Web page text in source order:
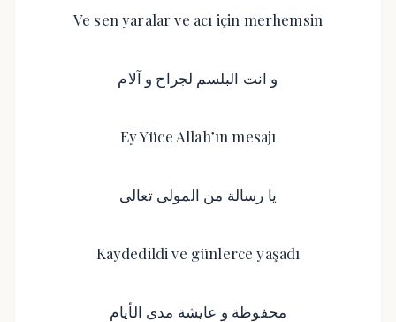
Ve sen yaralar ve acı için merhemsin
و انت البلسم لجراح و آلام
Ey Yüce Allah’ın mesajı
يا رسالة من المولى تعالى
Kaydedildi ve günlerce yaşadı
محفوظة و عايشة مدى الأيام